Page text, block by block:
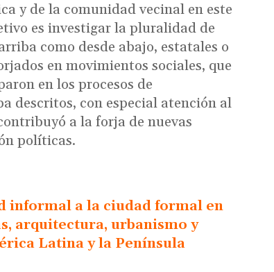
y de la comunidad vecinal en este
es investigar la pluralidad de
como desde abajo, estatales o
en movimientos sociales, que
en los procesos de
descritos, con especial atención al
a la forja de nuevas
políticas.
informal a la ciudad formal en
arquitectura, urbanismo y
Latina y la Península